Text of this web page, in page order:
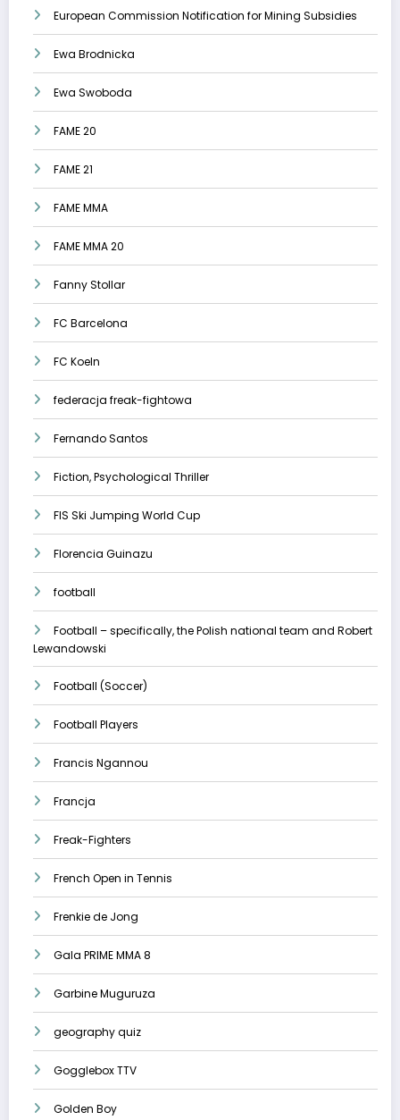
European Commission Notification for Mining Subsidies
Ewa Brodnicka
Ewa Swoboda
FAME 20
FAME 21
FAME MMA
FAME MMA 20
Fanny Stollar
FC Barcelona
FC Koeln
federacja freak-fightowa
Fernando Santos
Fiction, Psychological Thriller
FIS Ski Jumping World Cup
Florencia Guinazu
football
Football – specifically, the Polish national team and Robert
Lewandowski
Football (Soccer)
Football Players
Francis Ngannou
Francja
Freak-Fighters
French Open in Tennis
Frenkie de Jong
Gala PRIME MMA 8
Garbine Muguruza
geography quiz
Gogglebox TTV
Golden Boy